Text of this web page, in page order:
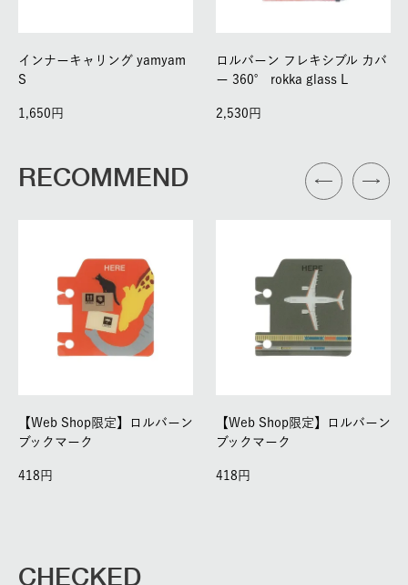
インナーキャリング yamyam
S
1,650
ロルバーン フレキシブル カバ
ー 360° rokka glass L
2,530
RECOMMEND
【Web Shop限定】ロルバーン
ブックマーク
418
【Web Shop限定】ロルバーン
ブックマーク
418
CHECKED